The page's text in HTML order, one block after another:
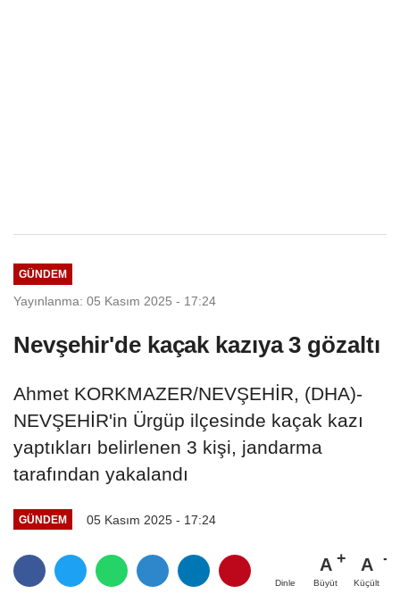
GÜNDEM
Yayınlanma: 05 Kasım 2025 - 17:24
Nevşehir'de kaçak kazıya 3 gözaltı
Ahmet KORKMAZER/NEVŞEHİR, (DHA)-
NEVŞEHİR'in Ürgüp ilçesinde kaçak kazı
yaptıkları belirlenen 3 kişi, jandarma
tarafından yakalandı
GÜNDEM 05 Kasım 2025 - 17:24
Dinle
A
Büyüt
A
Küçült